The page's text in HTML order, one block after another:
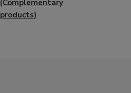
(Complementary
products)